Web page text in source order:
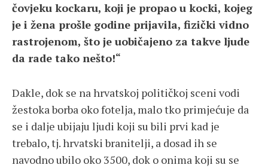
čovjeku kockaru, koji je propao u kocki, kojeg
je i žena prošle godine prijavila, fizički vidno
rastrojenom, što je uobičajeno za takve ljude
da rade tako nešto!“
Dakle, dok se na hrvatskoj političkoj sceni vodi
žestoka borba oko fotelja, malo tko primjećuje da
se i dalje ubijaju ljudi koji su bili prvi kad je
trebalo, tj. hrvatski branitelji, a dosad ih se
navodno ubilo oko 3500, dok o onima koji su se